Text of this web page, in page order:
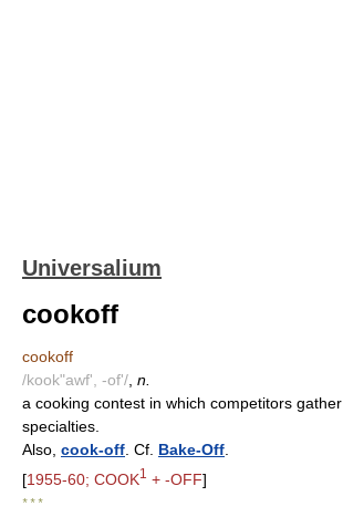
Universalium
cookoff
cookoff
/kook"awf', -of'/ n.
a cooking contest in which competitors
specialties.
Also, cook-off . Cf. Bake-Off
[1955-60; COOK1 + -OFF]
* * *